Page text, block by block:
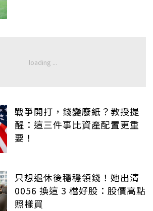
戰爭開打，錢變廢紙？教授提
醒：這三件事比資產配置更重
要！
只想退休後穩穩領錢！她出清
0056 換這 3 檔好股：股價高點
照樣買